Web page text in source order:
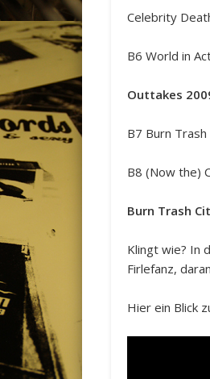
Celebrity
B6 World in
Outtakes
B7 Burn
B8 (Now the)
Burn Trash
Klingt wie? In
Firlefanz,
Hier ein Blick